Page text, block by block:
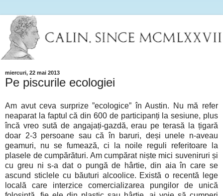
miercuri, 22 mai 2013
Pe piscurile ecologiei
Am avut ceva surprize ”ecologice” în Austin. Nu mă refer
neaparat la faptul că din 600 de participanți la sesiune, plus
încă vreo sută de angajați-gazdă, erau pe terasă la țigară
doar 2-3 persoane sau că în baruri, deși unele n-aveau
geamuri, nu se fumează, ci la noile reguli referitoare la
plasele de cumpărături. Am cumpărat niște mici suveniruri și
cu greu ni s-a dat o pungă de hârtie, din aia în care se
ascund sticlele cu băuturi alcoolice. Există o recentă lege
locală care interzice comercializarea pungilor de unică